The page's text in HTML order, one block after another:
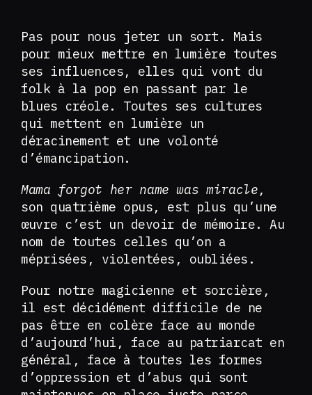
Pas pour nous jeter un sort. Mais
pour mieux mettre en lumière toutes
ses influences, elles qui vont du
folk à la pop en passant par le
blues créole. Toutes ses cultures
qui mettent en lumière un
déracinement et une volonté
d’émancipation.
Mama forgot her name was miracle,
son quatrième opus, est plus qu’une
œuvre c’est un devoir de mémoire. Au
nom de toutes celles qu’on a
méprisées, violentées, oubliées.
Pour notre magicienne et sorcière,
il est décidément difficile de ne
pas être en colère face au monde
d’aujourd’hui, face au patriarcat en
général, face à toutes les formes
d’oppression et d’abus qui sont